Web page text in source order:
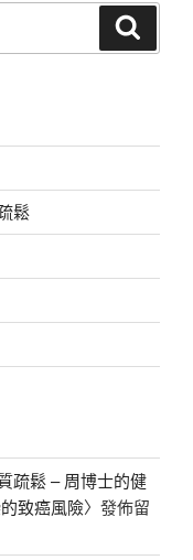
鬆
疏鬆 – 周博士的健
致癌風險〉發佈留